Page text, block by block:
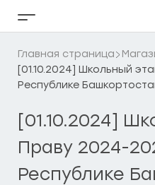
Кнопка
бокового
меню
Главная страница
[01.10.2024] Школьный
Республике
[01.10.2024]
Праву 2024-
Республике